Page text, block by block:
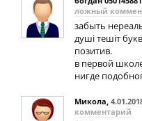
ложный
забыть
душі тешіт
позитив.
в первой
нигде
Микола,
комментарий